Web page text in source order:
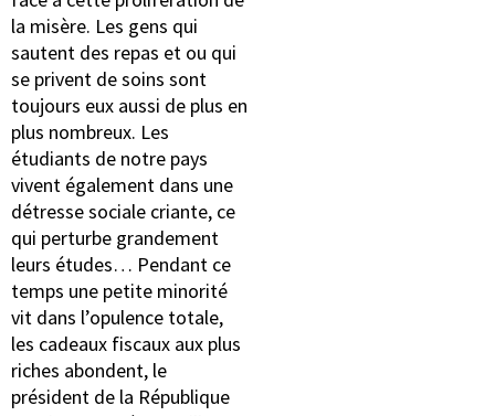
la misère. Les gens qui
sautent des repas et ou qui
se privent de soins sont
toujours eux aussi de plus en
plus nombreux. Les
étudiants de notre pays
vivent également dans une
détresse sociale criante, ce
qui perturbe grandement
leurs études… Pendant ce
temps une petite minorité
vit dans l’opulence totale,
les cadeaux fiscaux aux plus
riches abondent, le
président de la République